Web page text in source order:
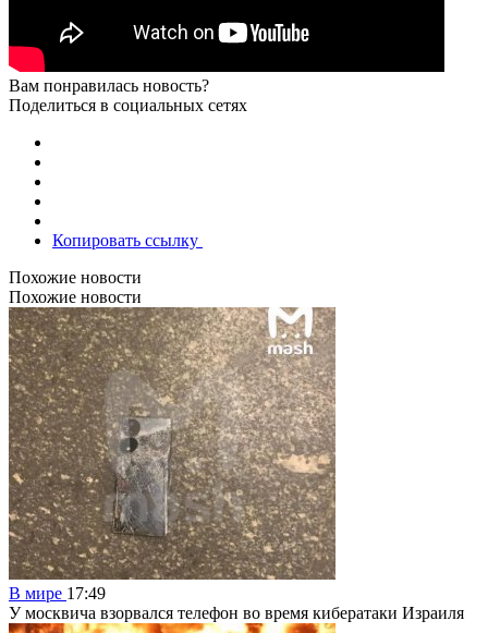
Вам понравилась новость?
Поделиться в социальных сетях
Копировать ссылку
Похожие новости
Похожие новости
В мире 17:49
У москвича взорвался телефон во время кибератаки Израиля